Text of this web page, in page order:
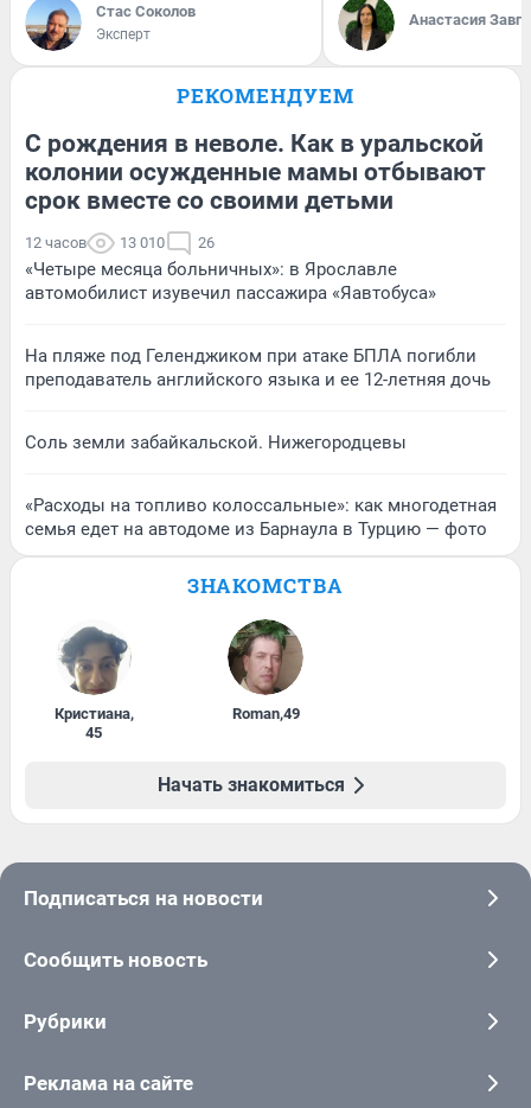
Стас Соколов
Эксперт
Анастасия
РЕКОМЕНДУЕМ
С рождения в неволе. Как в уральской
колонии осужденные мамы отбывают
срок вместе со своими детьми
12 часов 13 010 26
«Четыре месяца больничных»: в Ярославле
автомобилист изувечил пассажира «Яавтобуса»
На пляже под Геленджиком при атаке БПЛА погибли
преподаватель английского языка и ее 12-летняя дочь
Соль земли забайкальской. Нижегородцевы
«Расходы на топливо колоссальные»: как многодетная
семья едет на автодоме из Барнаула в Турцию — фото
ЗНАКОМСТВА
Кристиана,
45
Roman,49
Начать знакомиться
Подписаться на новости
Сообщить новость
Рубрики
Реклама на сайте